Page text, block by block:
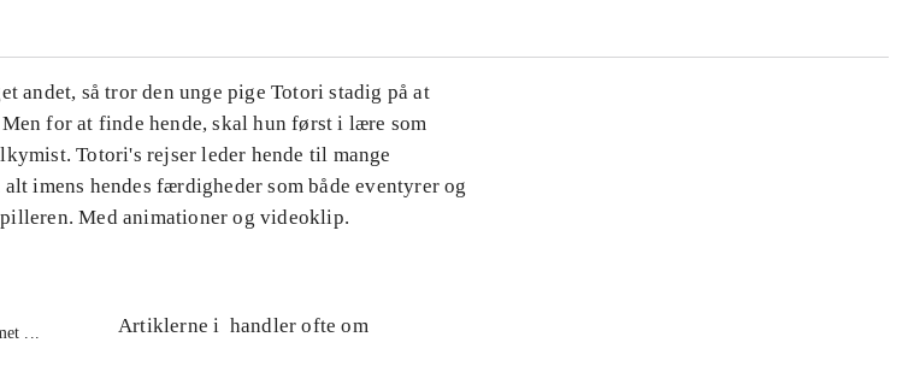
andet, så tror den unge pige Totori stadig på at
for at finde hende, skal hun først i lære som
Totori's rejser leder hende til mange
imens hendes færdigheder som både eventyrer og
Med animationer og videoklip.
...
Artiklerne i handler ofte om